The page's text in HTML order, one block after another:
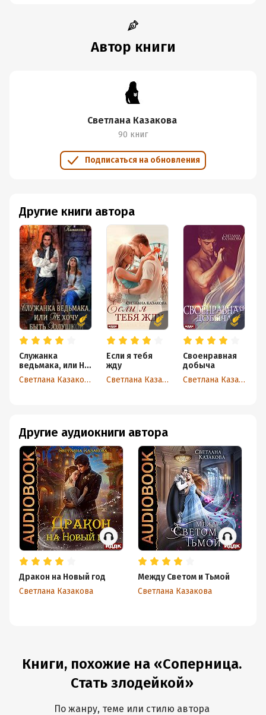
Автор книги
Светлана Казакова
90 книг
Подписаться на обновления
Другие книги автора
Служанка
ведьмака, или Не
хочу быть
Золушкой
Светлана Казакова
Если я тебя
жду
Светлана Казакова
Своенравная
добыча
Светлана Казакова
Другие аудиокниги автора
Дракон на Новый год
Светлана Казакова
Между Светом и Тьмой
Светлана Казакова
Книги, похожие на «Соперница.
Стать злодейкой»
По жанру, теме или стилю автора